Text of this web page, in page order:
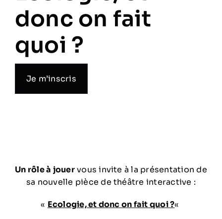
donc on fait
quoi ?
Je m’inscris
Un rôle à jouervous invite à la présentation de
sa nouvelle pièce de théâtre interactive :
« Ecologie, et donc on fait quoi ?«